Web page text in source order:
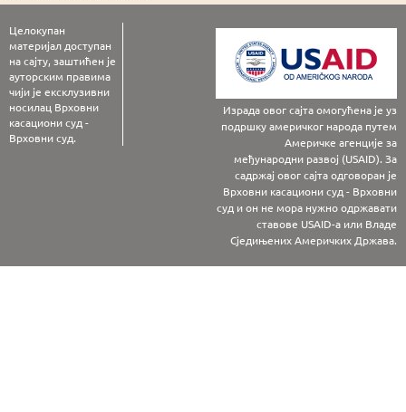
Целокупан
материјал доступан
на сајту, заштићен је
ауторским правима
чији је ексклузивни
носилац Врховни
касациони суд -
Врховни суд.
Израда овог сајта омогућена је уз
подршку америчког народа путем
Америчке агенције за
међународни развој (USAID). За
садржај овог сајта одговоран је
Врховни касациони суд - Врховни
суд и он не мора нужно одржавати
ставове USAID-а или Владе
Сједињених Америчких Држава.